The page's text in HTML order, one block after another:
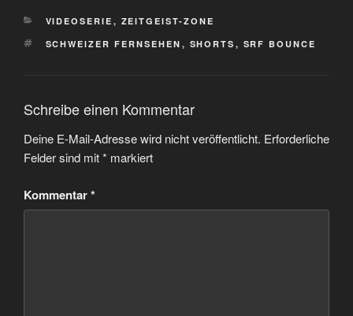
KATEGORIEN
VIDEOSERIE , ZEITGEIST-ZONE
SCHLAGWÖRTER
SCHWEIZER FERNSEHEN , SHORTS , SRF BOUNCE
Schreibe einen Kommentar
Deine E-Mail-Adresse wird nicht veröffentlicht. Erforderliche
Felder sind mit* markiert
Kommentar*